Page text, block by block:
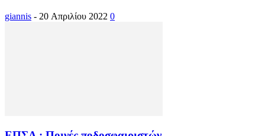
giannis - 20 Απριλίου 2022 0